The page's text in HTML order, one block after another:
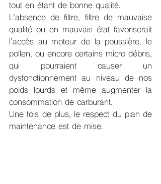
tout en étant de bonne qualité.
L’absence de filtre, filtre de mauvaise
qualité ou en mauvais état favoriserait
l’accès au moteur de la poussière, le
pollen, ou encore certains micro débris,
qui pourraient causer un
dysfonctionnement au niveau de nos
poids lourds et même augmenter la
consommation de carburant.
Une fois de plus, le respect du plan de
maintenance est de mise.